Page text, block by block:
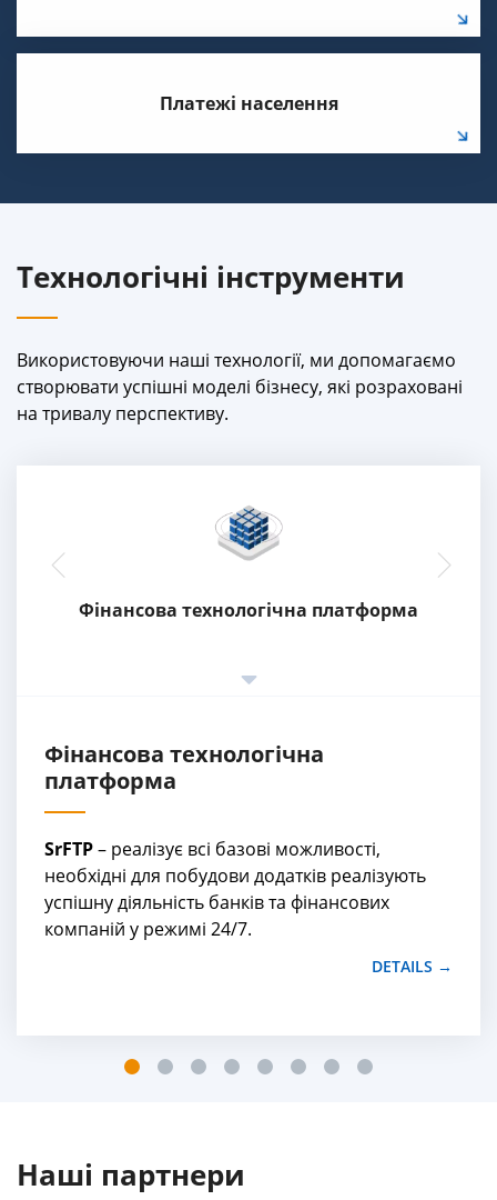
Платежі населення
Технологічні інструменти
Використовуючи наші технології, ми допомагаємо
створювати успішні моделі бізнесу, які розраховані
на тривалу перспективу.
Фінансова технологічна платформа
Фінансова технологічна
платформа
SrFTP– реалізує всі базові можливості,
необхідні для побудови додатків реалізують
успішну діяльність банків та фінансових
компаній у режимі 24/7.
DETAILS →
Наші партнери